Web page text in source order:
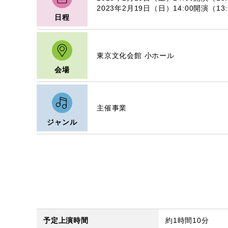
日程
2023年2月19日（日）14:00開演（
会場
東京文化会館 小ホール
ジャンル
主催事業
予定上演時間 約1時間10分